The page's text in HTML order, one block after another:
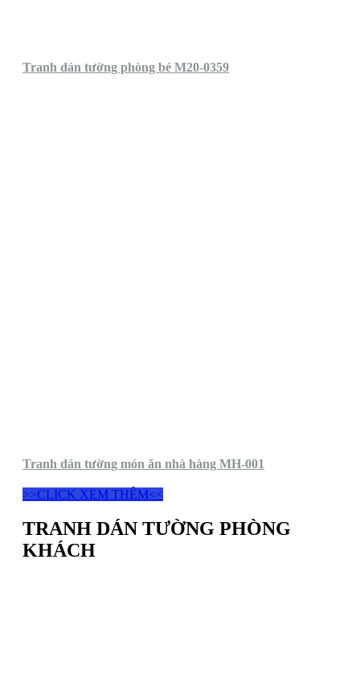
Tranh dán tường phòng bé M20-0359
Tranh dán tường món ăn nhà hàng MH-001
>>CLICK XEM THÊM<<
TRANH DÁN TƯỜNG PHÒNG
KHÁCH